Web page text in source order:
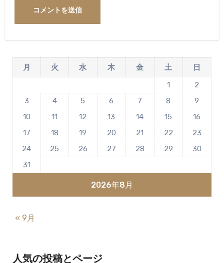
2026年8月
月 火 水 木 金 土
日
1
2
3
4 5 6 7 8
9
10
11 12 13 14 15
16
17
18 19 20 21 22
23
24
25 26 27 28 29
30
31
« 9月
人気の投稿とページ